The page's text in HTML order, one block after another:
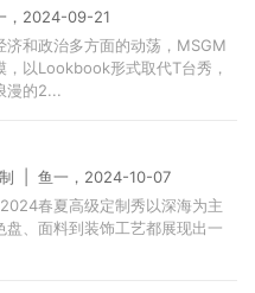
2024-09-21
济和政治多方面的动荡，MSGM
，以Lookbook形式取代T台秀，
漫的2...
| 鱼一，2024-10-07
春夏高级定制秀以深海为主
盘、面料到装饰工艺都展现出一